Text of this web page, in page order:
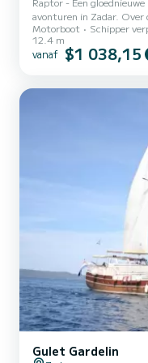
avonturen in Zadar. Over de Raptor Raptor is een state-of-the-art,
high-performance
voor degenen die luxe,
gaat om een privé-uitje of
Bluetooth-
Motorboot Schipper
12.4 m
vanaf $1 038,15
Gulet Gardelin